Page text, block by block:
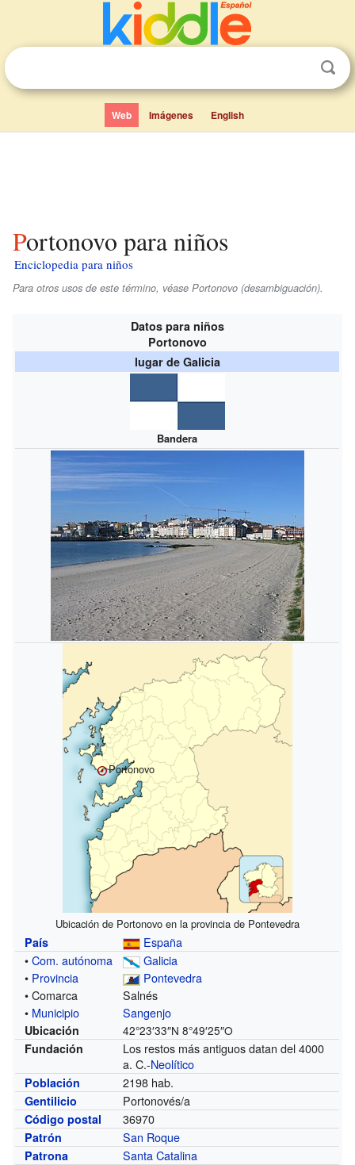
Web Imágenes English
Portonovo para niños
Enciclopedia para niños
Para otros usos de este término, véase Portonovo (desambiguación).
Datos para niños
Portonovo
lugar de Galicia
Bandera
Portonovo
Ubicación de Portonovo en la provincia de Pontevedra
País
España
•Com. autónoma
Galicia
• Provincia
Pontevedra
• Comarca
Salnés
• Municipio Sangenjo
Ubicación 42°23′33″N 8°49′25″O
Fundación
Los restos más antiguos datan del 4000
a. C.-Neolítico
Población 2198 hab.
Gentilicio Portonovés/a
Código postal 36970
Patrón San Roque
Patrona Santa Catalina